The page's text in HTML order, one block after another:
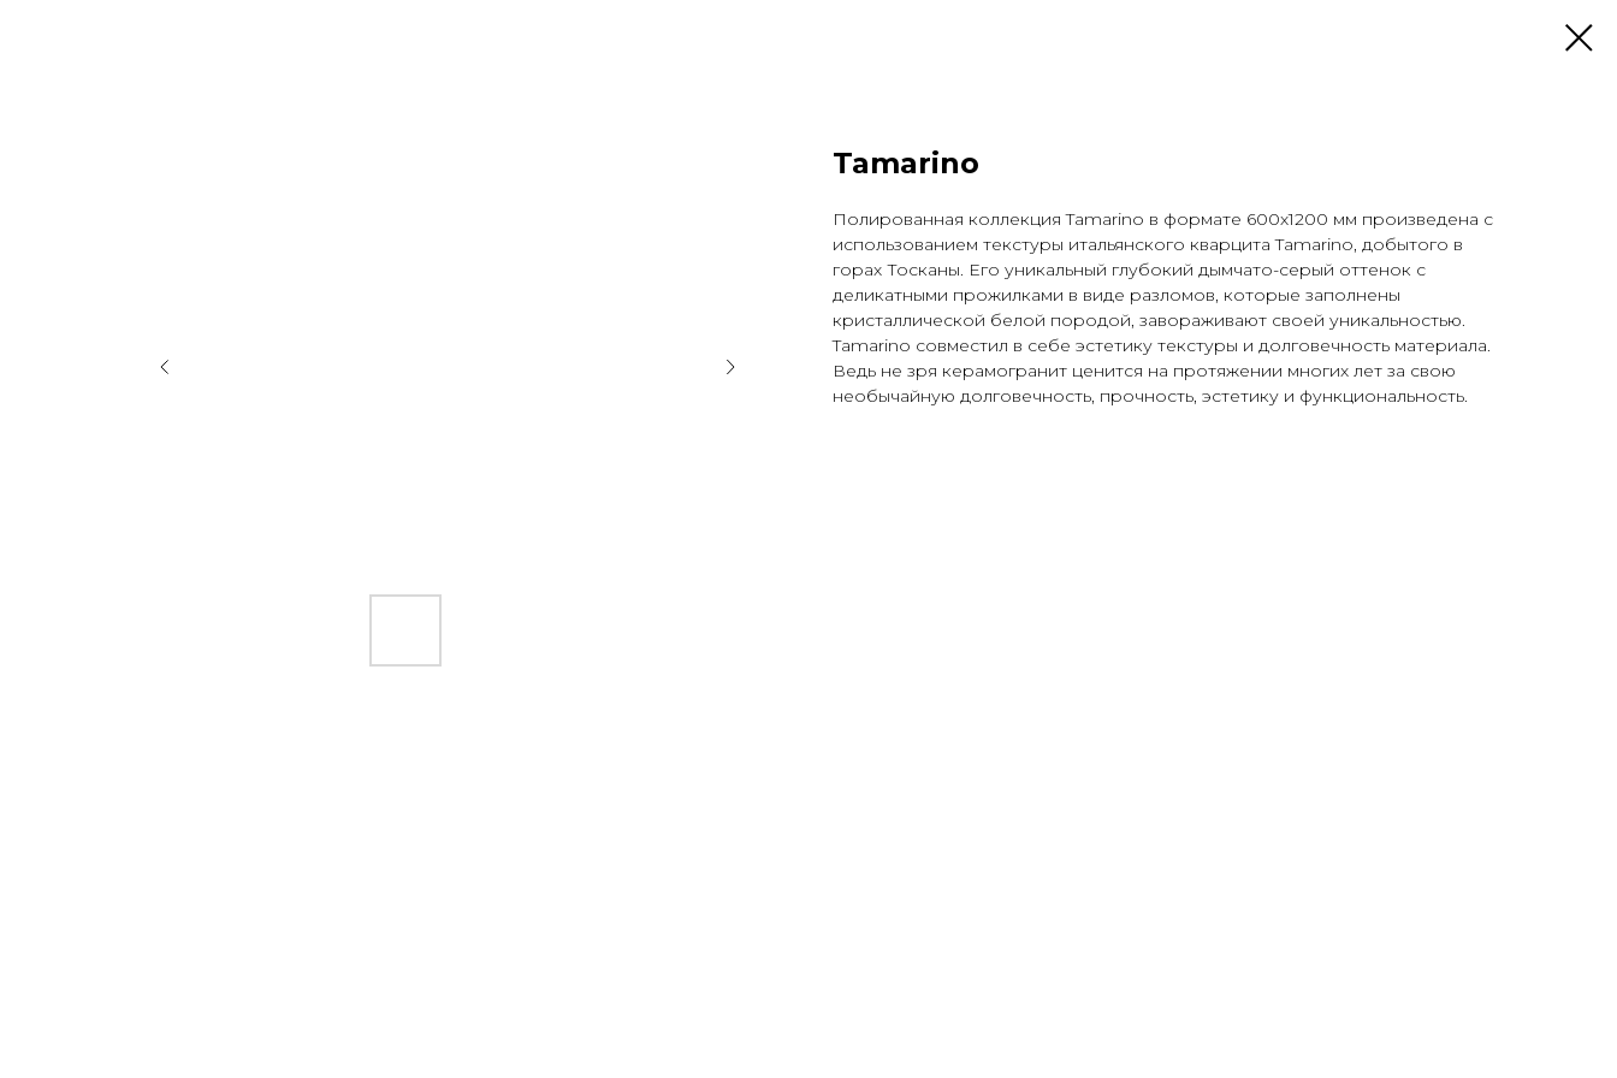
Tamarino
Полированная коллекция Tamarino в формате 600х1200 мм произведена с
использованием текстуры итальянского кварцита Tamarino, добытого в
горах Тосканы. Его уникальный глубокий дымчато-серый оттенок с
деликатными прожилками в виде разломов, которые заполнены
кристаллической белой породой, завораживают своей уникальностью.
Tamarino совместил в себе эстетику текстуры и долговечность материала.
Ведь не зря керамогранит ценится на протяжении многих лет за свою
необычайную долговечность, прочность, эстетику и функциональность.